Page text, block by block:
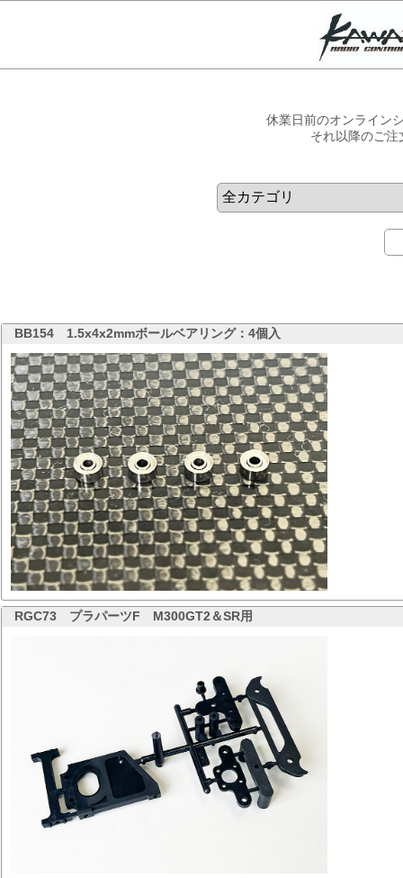
休業日前のオンライン
それ以降のご
BB154 1.5x4x2mmボールベアリング：4個入
RGC73 プラパーツF M300GT2＆SR用